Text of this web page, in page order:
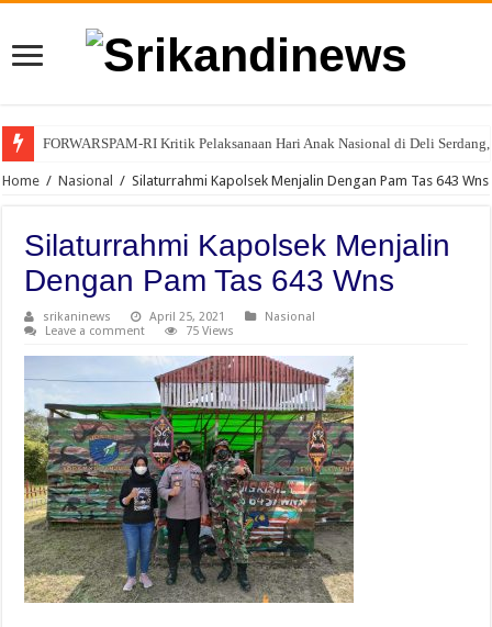
FORWARSPAM-RI Kritik Pelaksanaan Hari Anak Nasional di Deli
Home / Nasional / Silaturrahmi Kapolsek Menjalin Dengan Pam Tas 643 Wns
Silaturrahmi Kapolsek Menjalin
Dengan Pam Tas 643 Wns
srikaninews April 25, 2021
Nasional
Leave a comment
75 Views